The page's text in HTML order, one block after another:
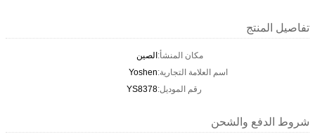
تفاصيل المنتج
مكان المنشأ:الصين
اسم العلامة التجارية:Yoshen
رقم الموديل:YS8378
شروط الدفع والشحن